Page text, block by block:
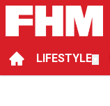
LIFESTYLE